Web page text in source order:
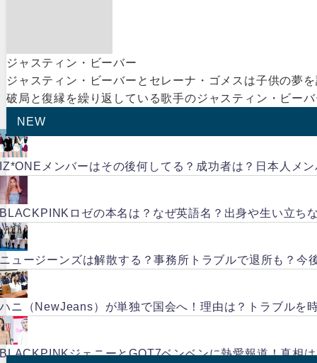
ジャスティン・ビーバー
ジャスティン・ビーバーとセレーナ・ゴメスは子供の夢
破局と復縁を繰り返している歌手のジャスティン・ビー
NEW
メンバーはその後何してる？成功者は？日本人メ
ロゼの本名は？なぜ英語名？出身や生い立ち
ュージーンズは解散する？事務所トラブルで退所も？今
ニ（NewJeans）が単独で国会へ！理由は？トラブルを
ジェニーとGOT7ベンベンに熱愛報道！真相